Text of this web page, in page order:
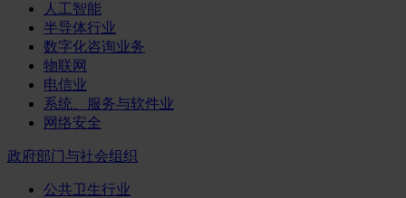
人工智能
半导体行业
数字化咨询业务
物联网
电信业
系统、服务与软件业
网络安全
政府部门与社会组织
公共卫生行业